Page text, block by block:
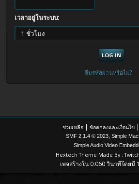
เวลาอยู่ในระบบ:
ลืมรหัสผ่านหรือไม่?
ช่วยเหลือ | ข้อตกลงและเงื่อนไข |
SMF 2.1.4 © 2023, Simple
Simple Audio Video
Hextech Theme Made By :
เพจสร้างใน 0.060 วินาทีโดยมี